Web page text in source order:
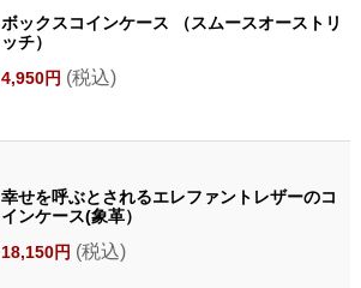
ボックスコインケース （スムースオーストリ
ッチ）
4,950円 (税込)
幸せを呼ぶとされるエレファントレザーのコ
インケース(象革）
18,150円 (税込)